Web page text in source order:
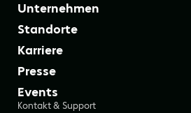
Unternehmen
Standorte
Karriere
Presse
Events
Kontakt & Support